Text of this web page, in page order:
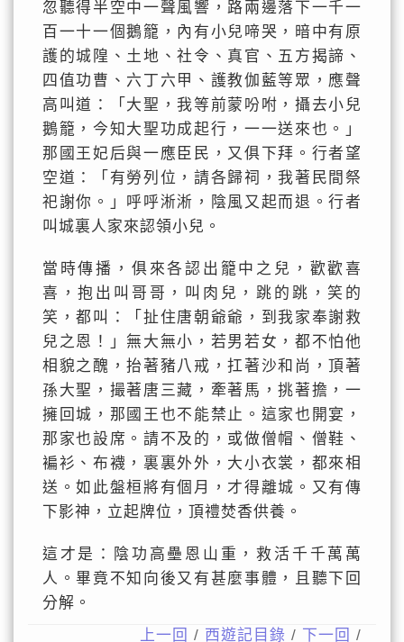
忽聽得半空中一聲風響，路兩邊落下一千一
百一十一個鵝籠，內有小兒啼哭，暗中有原
護的城隍、土地、社令、真官、五方揭諦、
四值功曹、六丁六甲、護教伽藍等眾，應聲
高叫道：「大聖，我等前蒙吩咐，攝去小兒
鵝籠，今知大聖功成起行，一一送來也。」
那國王妃后與一應臣民，又俱下拜。行者望
空道：「有勞列位，請各歸祠，我著民間祭
祀謝你。」呼呼淅淅，陰風又起而退。行者
叫城裏人家來認領小兒。
當時傳播，俱來各認出籠中之兒，歡歡喜
喜，抱出叫哥哥，叫肉兒，跳的跳，笑的
笑，都叫：「扯住唐朝爺爺，到我家奉謝救
兒之恩！」無大無小，若男若女，都不怕他
相貌之醜，抬著豬八戒，扛著沙和尚，頂著
孫大聖，撮著唐三藏，牽著馬，挑著擔，一
擁回城，那國王也不能禁止。這家也開宴，
那家也設席。請不及的，或做僧帽、僧鞋、
褊衫、布襪，裏裏外外，大小衣裳，都來相
送。如此盤桓將有個月，才得離城。又有傳
下影神，立起牌位，頂禮焚香供養。
這才是：陰功高壘恩山重，救活千千萬萬
人。畢竟不知向後又有甚麼事體，且聽下回
分解。
上一回 / 西遊記目錄 / 下一回 /